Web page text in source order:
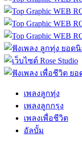
เพลงลูกทุ่ง
เพลงลูกกรุง
เพลงเพื่อชีวิต
อัลบั้ม